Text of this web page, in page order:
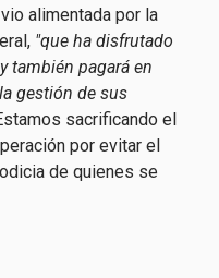
alimentada por la
"que ha disfrutado
también pagará en
gestión de sus
sacrificando el
por evitar el
de quienes se